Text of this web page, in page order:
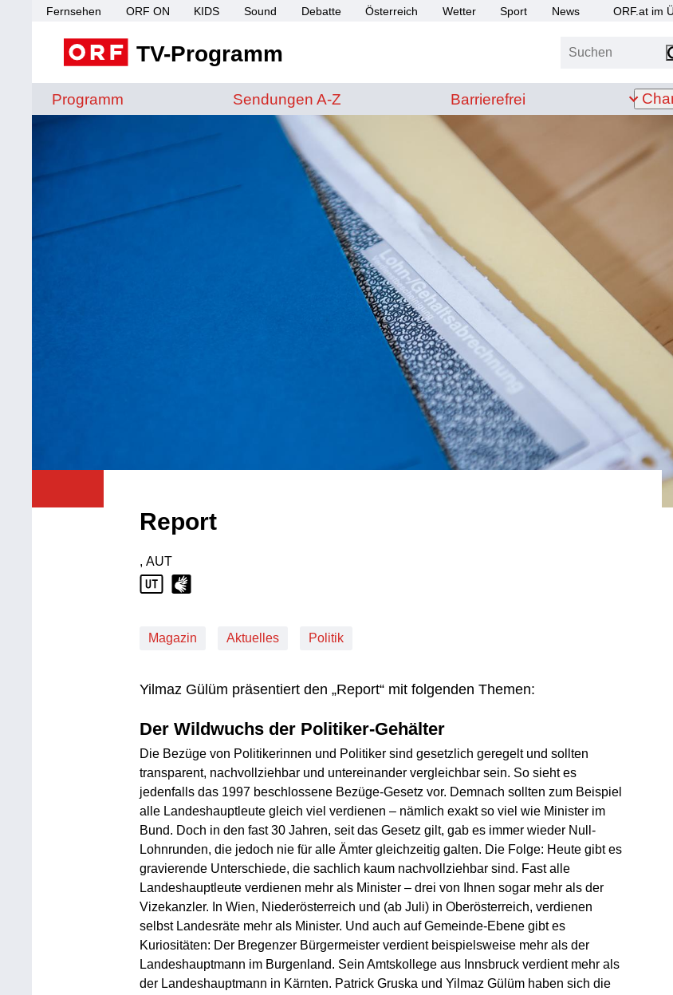
Fernsehen ORF ON KIDS Sound Debatte Österreich Wetter Sport News ORF.at im
TV-Programm
Programm Sendungen von A bis Z
Sendungen A-Z Barrierefrei
Barrierefrei
Report
Produktionsland: AUT
, AUT
Magazin Aktuelles Politik
Yilmaz Gülüm präsentiert den „Report“ mit folgenden Themen:
Der Wildwuchs der Politiker-Gehälter
Die Bezüge von Politikerinnen und Politiker sind gesetzlich geregelt und sollten
transparent, nachvollziehbar und untereinander vergleichbar sein. So sieht es
jedenfalls das 1997 beschlossene Bezüge-Gesetz vor. Demnach sollten zum Beispiel
alle Landeshauptleute gleich viel verdienen – nämlich exakt so viel wie Minister im
Bund. Doch in den fast 30 Jahren, seit das Gesetz gilt, gab es immer wieder Null-
Lohnrunden, die jedoch nie für alle Ämter gleichzeitig galten. Die Folge: Heute gibt es
gravierende Unterschiede, die sachlich kaum nachvollziehbar sind. Fast alle
Landeshauptleute verdienen mehr als Minister – drei von Ihnen sogar mehr als der
Vizekanzler. In Wien, Niederösterreich und (ab Juli) in Oberösterreich, verdienen
selbst Landesräte mehr als Minister. Und auch auf Gemeinde-Ebene gibt es
Kuriositäten: Der Bregenzer Bürgermeister verdient beispielsweise mehr als der
Landeshauptmann im Burgenland. Sein Amtskollege aus Innsbruck verdient mehr als
der Landeshauptmann in Kärnten. Patrick Gruska und Yilmaz Gülüm haben sich die